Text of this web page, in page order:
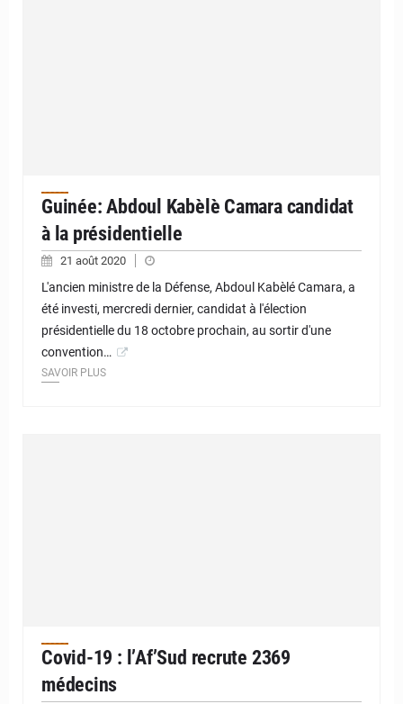
Guinée: Abdoul Kabèlè Camara candidat
à la présidentielle
21 août 2020
L'ancien ministre de la Défense, Abdoul Kabèlé Camara, a
été investi, mercredi dernier, candidat à l'élection
présidentielle du 18 octobre prochain, au sortir d'une
convention…
SAVOIR PLUS
Covid-19 : l’Af’Sud recrute 2369
médecins